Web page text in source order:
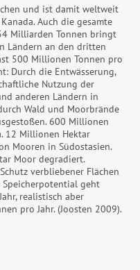
und ist damit weltweit
Auch die gesamte
Milliarden Tonnen bringt
Ländern an den dritten
500 Millionen Tonnen pro
Durch die Entwässerung,
Nutzung der
anderen Ländern in
Wald und Moorbrände
600 Millionen
12 Millionen Hektar
Mooren in Südostasien.
Moor degradiert.
verbliebener Flächen
geht
realistisch aber
pro Jahr. (Joosten 2009).